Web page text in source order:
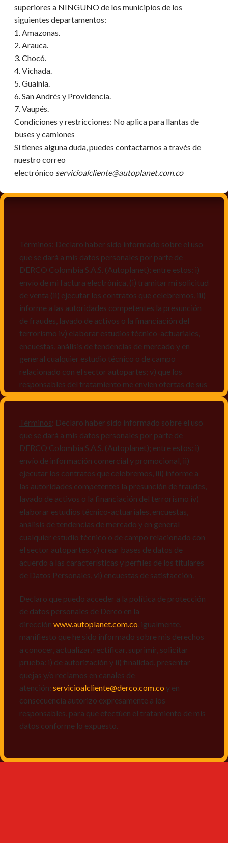
superiores a NINGUNO de los municipios de los
siguientes departamentos:
1. Amazonas.
2. Arauca.
3. Chocó.
4. Vichada.
5. Guainía.
6. San Andrés y Providencia.
7. Vaupés.
Condiciones y restricciones: No aplica para llantas de
buses y camiones
Si tienes alguna duda, puedes contactarnos a través de
nuestro correo
electrónico servicioalcliente@autoplanet.com.co
Términos: Declaro haber sido informado sobre el uso
que se dará a mis datos personales por parte de
DERCO Colombia S.A.S. (Autoplanet); entre estos: i)
envío de mi factura electrónica, (i) tramitar mi solicitud
de venta (ii) ejecutar los contratos que celebremos, iii)
informe a las autoridades competentes la presunción
de fraudes, lavado de activos o la financiación del
terrorismo iv) elaborar estudios técnico-actuariales,
encuestas, análisis de tendencias de mercado y en
general cualquier estudio técnico o de campo
relacionado con el sector autopartes; v) que los
responsables del tratamiento me envíen ofertas de sus
mismos, vi) crear bases de datos de acuerdo a las
características y perfiles de los titulares de Datos
Personales, v) encuestas de satisfacción, vi) reportes
recall.
Declaro que puedo acceder a la política de protección
de datos personales de Derco en la
direcciónwww.autoplanet.com.co, igualmente,
manifiesto que he sido informado sobre mis derechos
a conocer, actualizar, rectificar, suprimir, solicitar
prueba: i) de autorización y ii) finalidad, presentar
quejas y/o reclamos en canales de
atención: servicioalcliente@derco.com.coy en
responsables, para que efectúen el tratamiento de mis
datos conforme lo expuesto.
Términos: Declaro haber sido informado sobre el uso
que se dará a mis datos personales por parte de
DERCO Colombia S.A.S. (Autoplanet); entre estos: i)
envío de información comercial y promocional, ii)
ejecutar los contratos que celebremos, iii) informe a
las autoridades competentes la presunción de fraudes,
lavado de activos o la financiación del terrorismo iv)
elaborar estudios técnico-actuariales, encuestas,
análisis de tendencias de mercado y en general
cualquier estudio técnico o de campo relacionado con
el sector autopartes; v) crear bases de datos de
acuerdo a las características y perfiles de los titulares
de Datos Personales, vi) encuestas de satisfacción.
Declaro que puedo acceder a la política de protección
de datos personales de Derco en la
dirección www.autoplanet.com.co , igualmente,
manifiesto que he sido informado sobre mis derechos
a conocer, actualizar, rectificar, suprimir, solicitar
prueba: i) de autorización y ii) finalidad, presentar
quejas y/o reclamos en canales de
atención: servicioalcliente@derco.com.co y en
consecuencia autorizo expresamente a los
responsables, para que efectúen el tratamiento de mis
datos conforme lo expuesto.